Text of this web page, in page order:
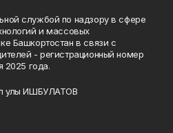
службой по надзору в сфере
и массовых
Башкортостан в связи с
- регистрационный номер
2025 года.
улы ИШБУЛАТОВ